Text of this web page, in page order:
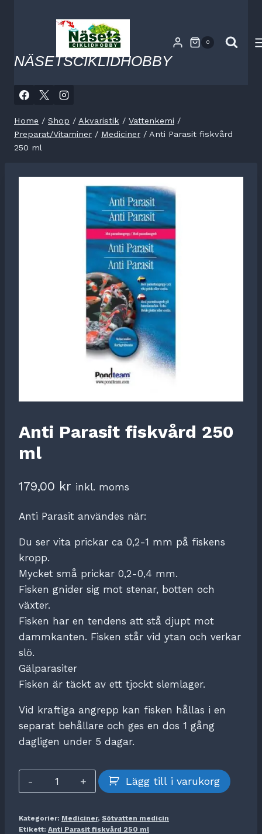
NÄSETSCIKLIDHOBBY
0
Home / Shop / Akvaristik / Vattenkemi /
Preparat/Vitaminer / Mediciner / Anti Parasit fiskvård
250 ml
Anti Parasit fiskvård 250
ml
179,00 kr inkl. moms
Anti Parasit användes när:
Du ser vita prickar ca 0,2-1 mm på fiskens
kropp.
Mycket små prickar 0,2-0,4 mm.
Fisken gnider sig mot stenar, botten och
växter.
Fisken har en tendens att stå djupt mot
dammkanten. Fisken står vid ytan och verkar
slö.
Gälparasiter
Fisken är täckt av ett tjockt slemlager.
Vid kraftiga angrepp kan fisken hållas i en
separat behållare och ges en dos 1 gång
dagligen under 5 dagar.
Anti
Parasit
250
Lägg till i varukorg
Kategorier: Mediciner, Sötvatten medicin
Etikett: Anti Parasit fiskvård 250 ml